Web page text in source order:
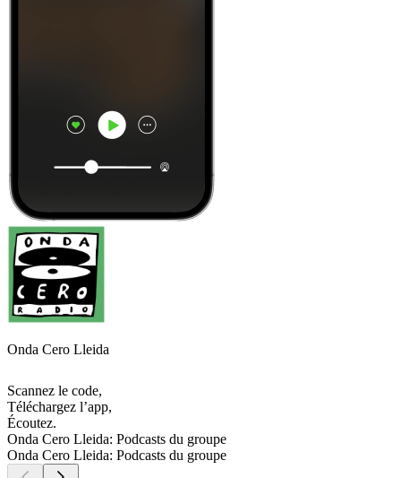
Onda Cero Lleida
Scannez le code,
Téléchargez l’app,
Écoutez.
Onda Cero Lleida: Podcasts du groupe
Onda Cero Lleida: Podcasts du groupe